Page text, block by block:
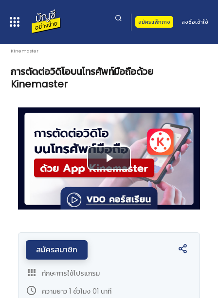
สมัครแพ็กเกจ ลงชื่อเข้าใช้
Kinemaster
การตัดต่อวิดิโอบนโทรศัพท์มือถือด้วย
Kinemaster
Play
Video
สมัครสมาชิก
ทักษะการใช้โปรแกรม
ความยาว 1 ชั่วโมง 01 นาที